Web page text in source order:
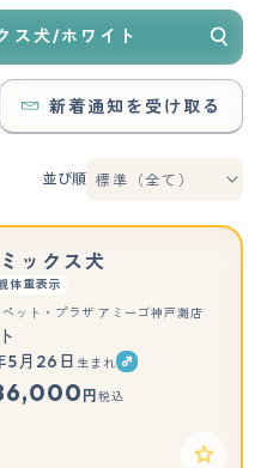
ス犬/ホワイト
新着通知を受け取る
並び順
ックス犬
体重表示
ペット・プラザ アミーゴ神戸灘店
5月26日 生まれ
円 税込